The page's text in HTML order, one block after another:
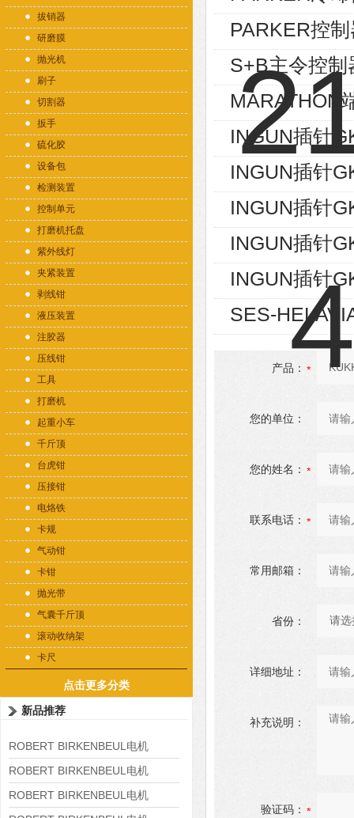
拔销器
研磨膜
抛光机
刷子
切割器
扳手
硫化胶
设备包
检测装置
控制单元
打磨机托盘
紫外线灯
夹紧装置
剥线钳
液压装置
注胶器
压线钳
工具
打磨机
起重小车
千斤顶
台虎钳
压接钳
电烙铁
卡规
气动钳
卡钳
抛光带
气囊千斤顶
滚动收纳架
卡尺
点击更多分类
新品推荐
ROBERT BIRKENBEUL电机
8APE225M-4-IE3
ROBERT BIRKENBEUL电机
8APE180L-4 IE3
ROBERT BIRKENBEUL电机
PARKER控
S+B主令控
MARATHON
INGUN插针
INGUN插针
INGUN插针
INGUN插针
INGUN插针
SES-
产品：
您的单位：
您的姓名：
联系电话：
常用邮箱：
省份：
详细地址：
补充说明：
验证码：